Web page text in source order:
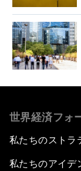
世界経済フォ
私たちのストラ
私たちのアイデ